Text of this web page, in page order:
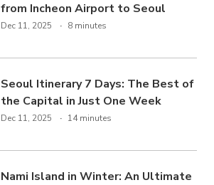
from Incheon Airport to Seoul
Dec 11, 2025 8 minutes
Seoul Itinerary 7 Days: The Best of
the Capital in Just One Week
Dec 11, 2025 14 minutes
Nami Island in Winter: An Ultimate